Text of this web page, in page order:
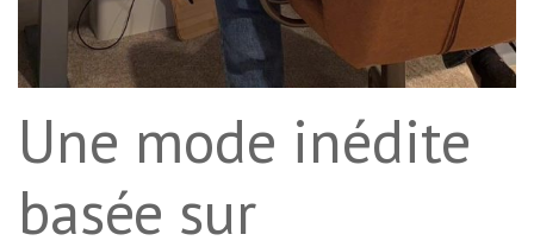
Une mode inédite
basée sur